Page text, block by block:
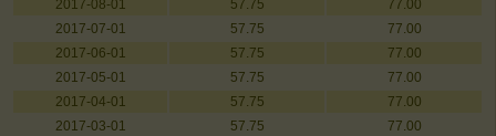
2017-08-01
57.75
77.00
2017-07-01
57.75
77.00
2017-06-01
57.75
77.00
2017-05-01
57.75
77.00
2017-04-01
57.75
77.00
2017-03-01
57.75
77.00